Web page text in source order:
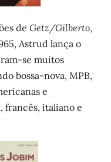
de Getz/Gilberto,
Astrud lança o
se muitos
bossa-nova, MPB,
e
francês, italiano e